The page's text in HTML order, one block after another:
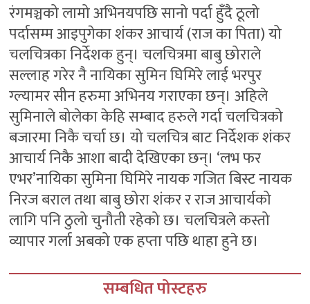
रंगमञ्चको लामो अभिनयपछि सानो पर्दा हुँदै ठूलो
पर्दासम्म आइपुगेका शंकर आचार्य (राज का पिता) यो
चलचित्रका निर्देशक हुन्। चलचित्रमा बाबु छोराले
सल्लाह गरेर नै नायिका सुमिन घिमिरे लाई भरपुर
ग्ल्यामर सीन हरुमा अभिनय गराएका छन्। अहिले
सुमिनाले बोलेका केहि सम्बाद हरुले गर्दा चलचित्रको
बजारमा निकै चर्चा छ। यो चलचित्र बाट निर्देशक शंकर
आचार्य निकै आशा बादी देखिएका छन्। ‘लभ फर
एभर’नायिका सुमिना घिमिरे नायक गजित बिस्ट नायक
निरज बराल तथा बाबु छोरा शंकर र राज आचार्यको
लागि पनि ठुलो चुनौती रहेको छ। चलचित्रले कस्तो
व्यापार गर्ला अबको एक हप्ता पछि थाहा हुने छ।
सम्बधित पोस्टहरु